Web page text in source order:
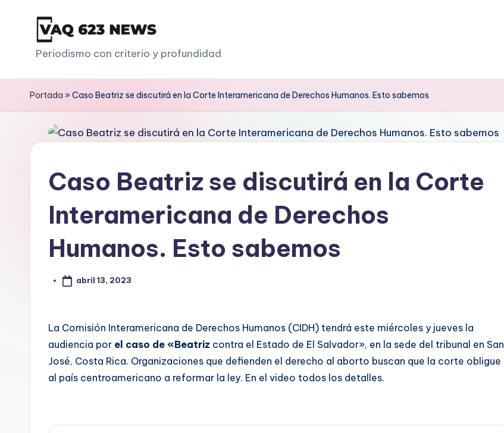
V
a
q
Periodismo con criterio y profundidad
Portada »Caso Beatriz se discutirá en la Corte Interamericana de Derechos Humanos. Esto sabemos
Caso Beatriz se discutirá en la Corte
Interamericana de Derechos
Humanos. Esto sabemos
abril 13, 2023
La Comisión Interamericana de Derechos Humanos (CIDH) tendrá este miércoles y jueves la
audiencia por el caso de «Beatriz contra el Estado de El Salvador», en la sede del tribunal en San
José, Costa Rica. Organizaciones que defienden el derecho al aborto buscan que la corte obligue
al país centroamericano a reformar la ley. En el video todos los detalles.